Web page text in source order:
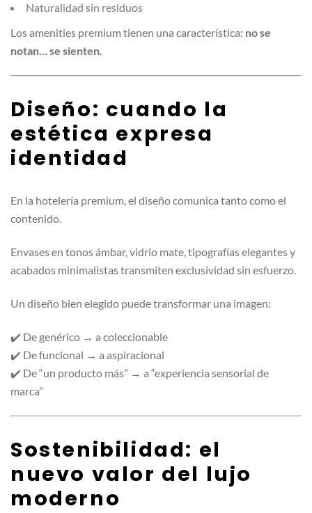
Naturalidad sin residuos
Los amenities premium tienen una característica: no se
notan… se sienten.
Diseño: cuando la
estética expresa
identidad
En la hotelería premium, el diseño comunica tanto como el
contenido.
Envases en tonos ámbar, vidrio mate, tipografías elegantes y
acabados minimalistas transmiten exclusividad sin esfuerzo.
Un diseño bien elegido puede transformar una imagen:
✔️ De genérico → a coleccionable
✔️ De funcional → a aspiracional
✔️ De “un producto más” → a “experiencia sensorial de
marca”
Sostenibilidad: el
nuevo valor del lujo
moderno